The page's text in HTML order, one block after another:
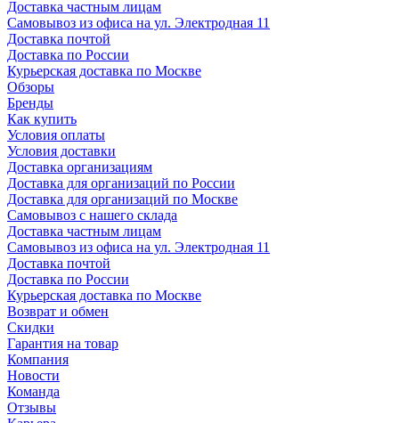
Доставка частным лицам
Самовывоз из офиса на ул. Электродная 11
Доставка почтой
Доставка по России
Курьерская доставка по Москве
Обзоры
Бренды
Как купить
Условия оплаты
Условия доставки
Доставка организациям
Доставка для организаций по России
Доставка для организаций по Москве
Самовывоз с нашего склада
Доставка частным лицам
Самовывоз из офиса на ул. Электродная 11
Доставка почтой
Доставка по России
Курьерская доставка по Москве
Возврат и обмен
Скидки
Гарантия на товар
Компания
Новости
Команда
Отзывы